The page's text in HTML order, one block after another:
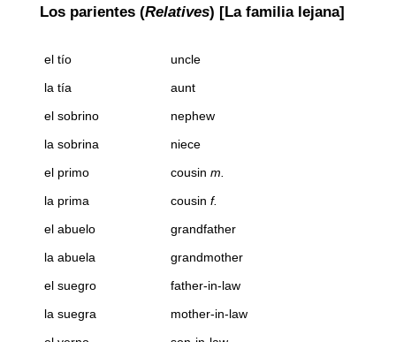
Los parientes (Relatives) [La familia lejana]
el tío
uncle
la tía
aunt
el sobrino
nephew
la sobrina
niece
el primo
cousinm.
la prima
cousinf.
el abuelo
grandfather
la abuela
grandmother
el suegro
father-in-law
la suegra
mother-in-law